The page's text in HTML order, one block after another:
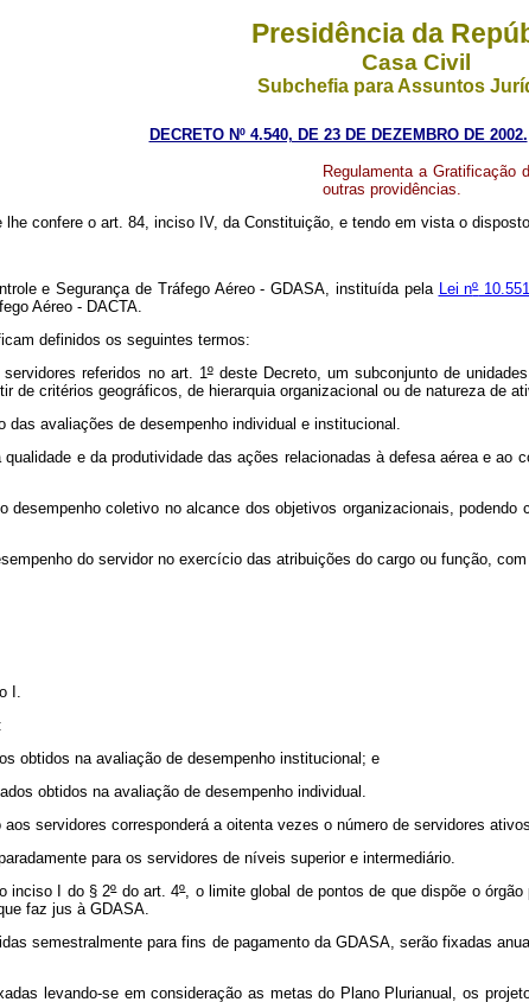
Presidência da
Casa Civil
Subchefia para Assuntos
DECRETO Nº 4.540, DE 23 DE DEZEMBRO DE 2002.
Regulamenta a Gratificação
outras providências.
lhe confere o art. 84, inciso IV, da Constituição, e tendo em vista o
e Segurança de Tráfego Aéreo - GDASA, instituída pela Lei nº
Aéreo - DACTA.
definidos os seguintes termos:
referidos no art. 1ºdeste Decreto, um subconjunto de
de critérios geográficos, de hierarquia organizacional ou de natureza de
avaliações de desempenho individual e institucional.
e da produtividade das ações relacionadas à defesa aérea e
coletivo no alcance dos objetivos organizacionais,
do servidor no exercício das atribuições do cargo ou função,
I.
na avaliação de desempenho institucional; e
obtidos na avaliação de desempenho individual.
servidores corresponderá a oitenta vezes o número de servidores
para os servidores de níveis superior e intermediário.
inciso I do § 2ºdo art. 4º, o limite global de pontos de que dispõe o
faz jus à GDASA.
semestralmente para fins de pagamento da GDASA, serão fixadas
levando-se em consideração as metas do Plano Plurianual, os